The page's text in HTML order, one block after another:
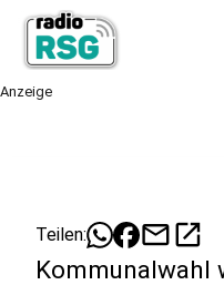
Anzeige
Teilen: mailopen_in_new
Kommunalwahl